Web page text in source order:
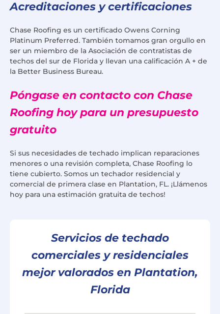
Acreditaciones y certificaciones
Chase Roofing es un certificado Owens Corning
Platinum Preferred. También tomamos gran orgullo en
ser un miembro de la Asociación de contratistas de
techos del sur de Florida y llevan una calificación A + de
la Better Business Bureau.
Póngase en contacto con Chase
Roofing hoy para un presupuesto
gratuito
Si sus necesidades de techado implican reparaciones
menores o una revisión completa, Chase Roofing lo
tiene cubierto. Somos un techador residencial y
comercial de primera clase en Plantation, FL. ¡Llámenos
hoy para una estimación gratuita de techos!
Servicios de techado
comerciales y residenciales
mejor valorados en Plantation,
Florida